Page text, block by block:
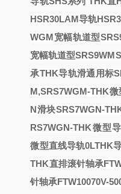
HSR30LAM导轨
WGM宽幅轨道型
宽幅轨道型SRS9WM
承THK导轨滑通用标
M,SRS7WGM-THK
N滑块SRS7WGN-
RS7WGN-THK微型
微型直线导轨0LTHK
THK直排滚针轴承
针轴承FTW10070V-